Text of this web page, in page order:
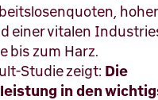
hoher
einer vitalen
bis zum Harz.
Studie zeigt: Die
in den